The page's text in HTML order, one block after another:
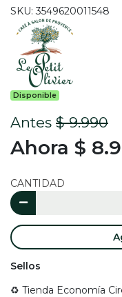
SKU: 3549620011548
Disponible
Antes $ 9.990
Ahora $
CANTIDAD
Sellos
♻️ Tienda Economía